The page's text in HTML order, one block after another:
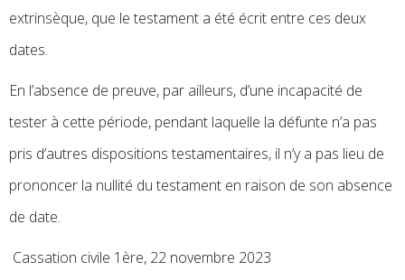
extrinsèque, que le testament a été écrit entre ces deux
dates.
En l’absence de preuve, par ailleurs, d’une incapacité de
tester à cette période, pendant laquelle la défunte n’a pas
pris d’autres dispositions testamentaires, il n’y a pas lieu de
prononcer la nullité du testament en raison de son absence
de date.
Cassation civile 1ère, 22 novembre 2023